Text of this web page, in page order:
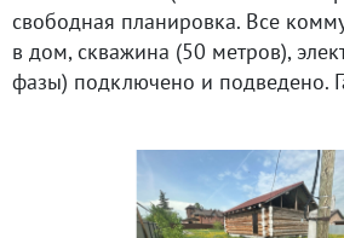
свободная планировка. Все
в дом, скважина (50 метров),
фазы) подключено и подведено.
№2 и садик №29 в 7 минутах
«Пятёрочка» и «Монетка»,